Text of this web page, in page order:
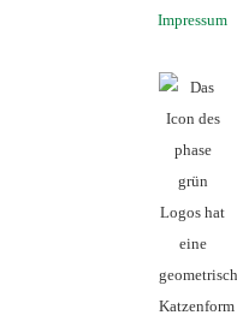
Impressum